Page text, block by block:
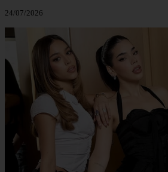
24/07/2026